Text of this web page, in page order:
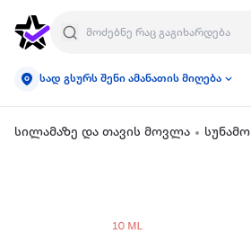
სად გსურს შენი ამანათის მიღება
სილამაზე და თავის მოვლა სუნამო